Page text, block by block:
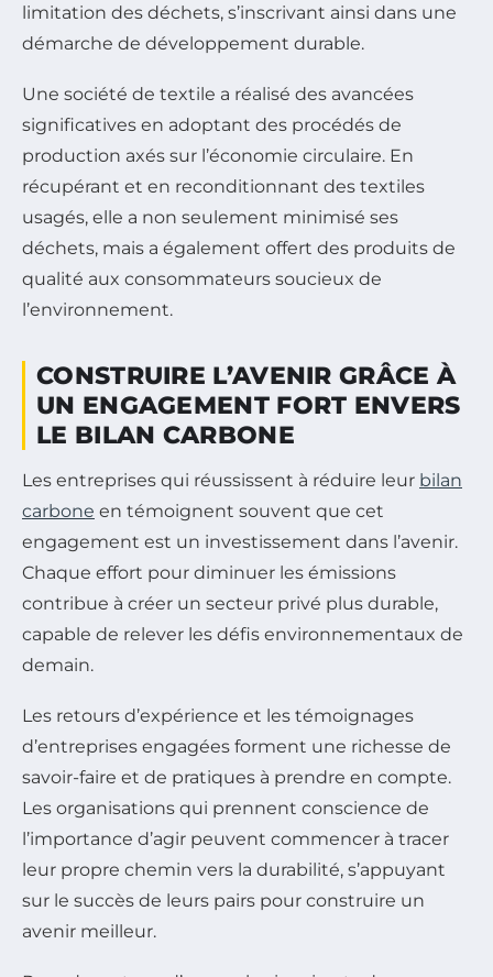
limitation des déchets, s’inscrivant ainsi dans une
démarche de développement durable.
Une société de textile a réalisé des avancées
significatives en adoptant des procédés de
production axés sur l’économie circulaire. En
récupérant et en reconditionnant des textiles
usagés, elle a non seulement minimisé ses
déchets, mais a également offert des produits de
qualité aux consommateurs soucieux de
l’environnement.
CONSTRUIRE L’AVENIR GRÂCE À
UN ENGAGEMENT FORT ENVERS
LE BILAN CARBONE
Les entreprises qui réussissent à réduire leur bilan
carbone en témoignent souvent que cet
engagement est un investissement dans l’avenir.
Chaque effort pour diminuer les émissions
contribue à créer un secteur privé plus durable,
capable de relever les défis environnementaux de
demain.
Les retours d’expérience et les témoignages
d’entreprises engagées forment une richesse de
savoir-faire et de pratiques à prendre en compte.
Les organisations qui prennent conscience de
l’importance d’agir peuvent commencer à tracer
leur propre chemin vers la durabilité, s’appuyant
sur le succès de leurs pairs pour construire un
avenir meilleur.